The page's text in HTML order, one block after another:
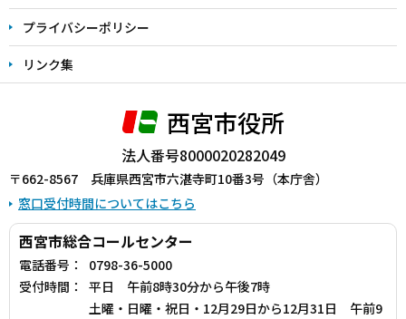
プライバシーポリシー
リンク集
西宮市役所
法人番号8000020282049
〒662-8567 兵庫県西宮市六湛寺町10番3号（本庁舎）
窓口受付時間についてはこちら
西宮市総合コールセンター
電話番号：
0798-36-5000
受付時間：
平日 午前8時30分から午後7時
土曜・日曜・祝日・12月29日から12月31日 午前9